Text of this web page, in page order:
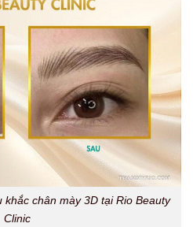
chân mày 3D tại Rio Beauty
Clinic